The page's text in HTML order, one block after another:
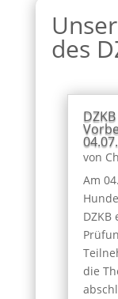
des
von
Am
die